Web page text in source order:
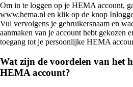
Om in te loggen op je HEMA account,
www.hema.nl en klik op de knop
Vul vervolgens je gebruikersnaam en
aanmaken van je account hebt gekozen
toegang tot je persoonlijke HEMA
Wat zijn de voordelen van het
HEMA account?